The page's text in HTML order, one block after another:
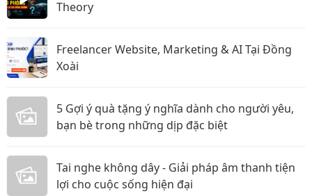
Theory
Freelancer Website, Marketing & AI Tại Đồng
Xoài
5 Gợi ý quà tặng ý nghĩa dành cho người yêu,
bạn bè trong những dịp đặc biệt
Tai nghe không dây - Giải pháp âm thanh tiện
lợi cho cuộc sống hiện đại